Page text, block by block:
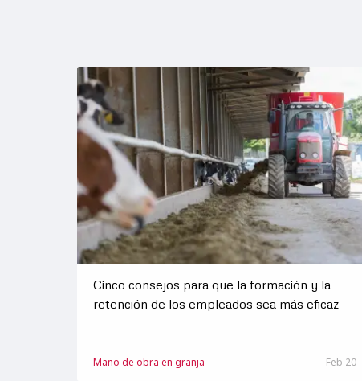
Cinco consejos para que la formación y la
retención de los empleados sea más eficaz
Mano de obra en granja Feb 20